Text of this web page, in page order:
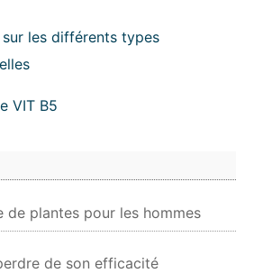
les différents types
VIT B5
de plantes pour les hommes
de son efficacité